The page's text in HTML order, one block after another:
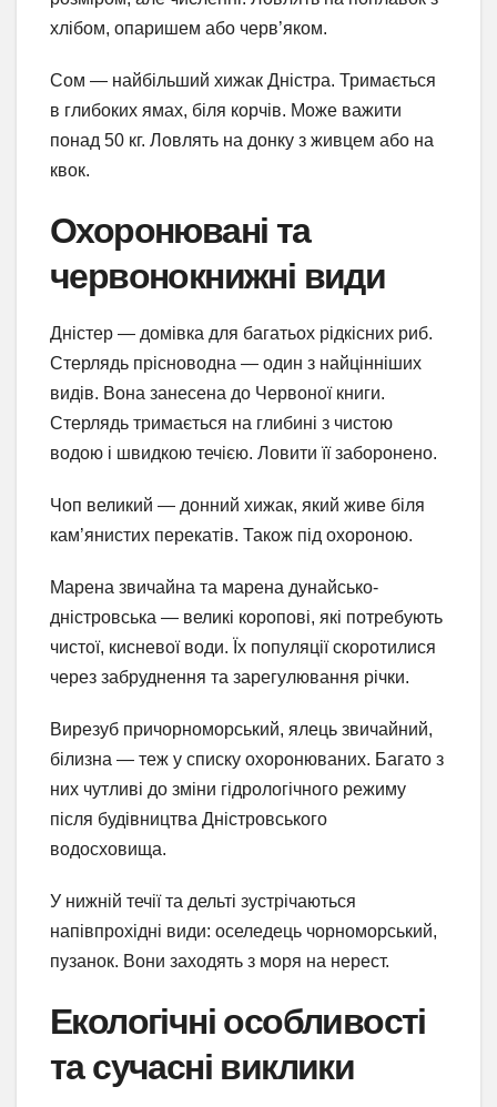
хлібом, опаришем або черв’яком.
Сом — найбільший хижак Дністра. Тримається
в глибоких ямах, біля корчів. Може важити
понад 50 кг. Ловлять на донку з живцем або на
квок.
Охоронювані та
червонокнижні види
Дністер — домівка для багатьох рідкісних риб.
Стерлядь прісноводна — один з найцінніших
видів. Вона занесена до Червоної книги.
Стерлядь тримається на глибині з чистою
водою і швидкою течією. Ловити її заборонено.
Чоп великий — донний хижак, який живе біля
кам’янистих перекатів. Також під охороною.
Марена звичайна та марена дунайсько-
дністровська — великі коропові, які потребують
чистої, кисневої води. Їх популяції скоротилися
через забруднення та зарегулювання річки.
Вирезуб причорноморський, ялець звичайний,
білизна — теж у списку охоронюваних. Багато з
них чутливі до зміни гідрологічного режиму
після будівництва Дністровського
водосховища.
У нижній течії та дельті зустрічаються
напівпрохідні види: оселедець чорноморський,
пузанок. Вони заходять з моря на нерест.
Екологічні особливості
та сучасні виклики